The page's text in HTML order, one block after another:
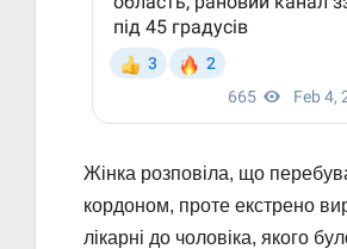
Жінка розповіла, що
кордоном, проте екстрено
лікарні до чоловіка, якого